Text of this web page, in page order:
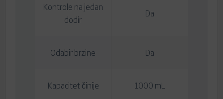
Kontrole na jedan
dodir
Da
Odabir brzine Da
Kapacitet činije 1000 mL